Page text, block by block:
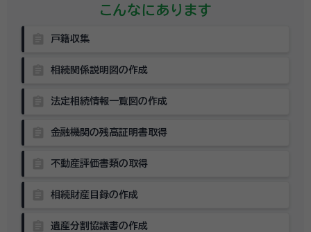
こんなにあります
戸籍収集
相続関係説明図の作成
法定相続情報一覧図の作成
金融機関の残高証明書取得
不動産評価書類の取得
相続財産目録の作成
遺産分割協議書の作成